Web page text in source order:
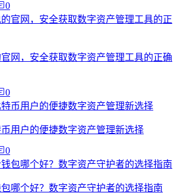
0
网，安全获取数字资产管理工具的正确
0
用户的便捷数字资产管理新选择
0
哪个好？数字资产守护者的选择指南